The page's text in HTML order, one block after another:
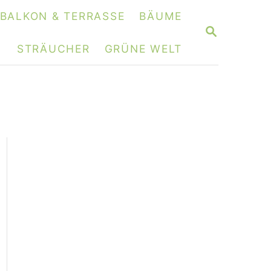
S
R
BALKON & TERRASSE BÄUME
STRÄUCHER GRÜNE WELT